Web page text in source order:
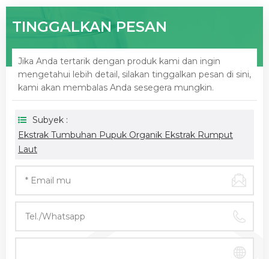
TINGGALKAN PESAN
Jika Anda tertarik dengan produk kami dan ingin
mengetahui lebih detail, silakan tinggalkan pesan di sini,
kami akan membalas Anda sesegera mungkin.
Subyek :
Ekstrak Tumbuhan Pupuk Organik Ekstrak Rumput
Laut